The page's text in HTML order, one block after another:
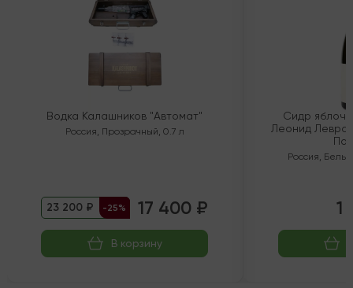
Водка Калашников "Автомат"
Россия, Прозрачный, 0.7 л
23 200 ₽ -25% 17 400 ₽
В корзину
Сидр
Леонид
Россия, Белый
1